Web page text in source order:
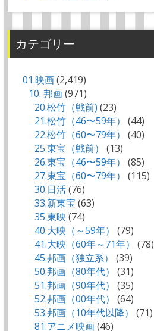
カテゴリー
01.映画(2,419)
10. 邦画(971)
20.松竹（戦前) (23)
21.松竹（46〜59年）
(44)
22.松竹（60〜79年）
(40)
25.東宝（戦前）
(13)
26.東宝（46〜59年）
(85)
27.東宝（60〜79年）
(115)
30.日活(76)
33.新東宝 (63)
35.東映 (74)
40.大映（～59年）
(79)
41.大映（60年～71年）
(78)
45.邦画（独立系）
(39)
50.邦画（80年代）
(31)
51.邦画（90年代）
(35)
52.邦画（00年代）
(64)
53.邦画（10年代以降）
(71)
81.アニメ映画(46)